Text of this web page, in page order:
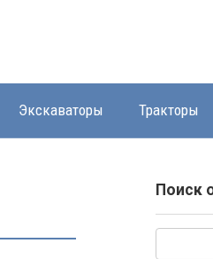
Экскаваторы Тракторы
Поиск